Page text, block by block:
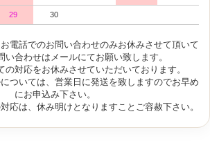
29 30
電話でのお問い合わせのみお休みさせて頂いて
い合わせはメールにてお願い致します。
対応をお休みさせていただいております。
ついては、営業日に発送を致しますのでお早め
にお申込み下さい。
応は、休み明けとなりますことご容赦下さい。